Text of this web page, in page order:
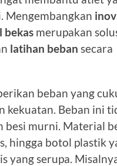
Mengembangkan
bekas merupakan
latihan beban secara
beban yang
kekuatan. Beban ini
besi murni. Material
hingga botol plastik
yang serupa.